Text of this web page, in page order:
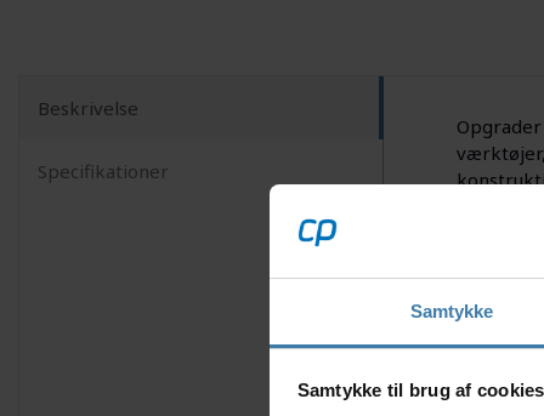
Samtykke
Samtykke til brug af cookies
Beskrivelse
Specifikationer